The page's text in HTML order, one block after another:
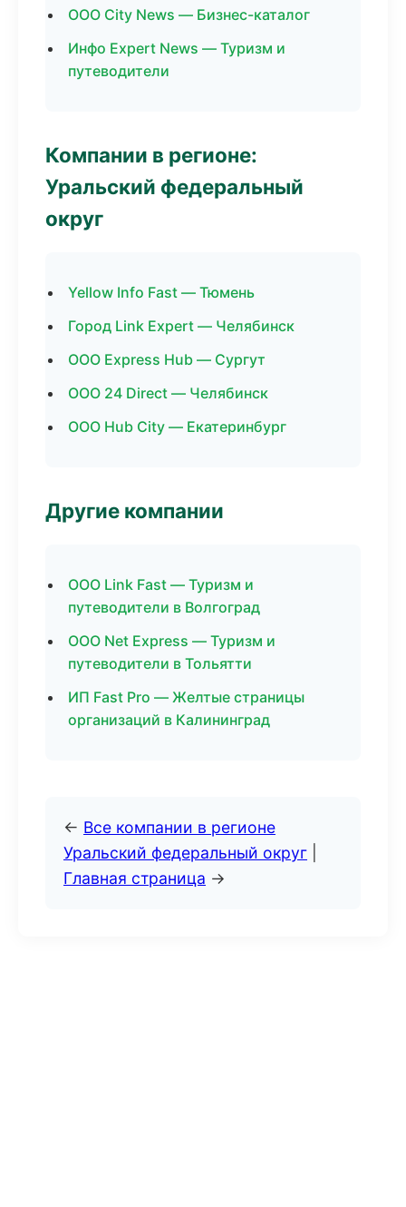
ООО City News — Бизнес-каталог
Инфо Expert News — Туризм и
путеводители
Компании в регионе:
Уральский федеральный
округ
Yellow Info Fast — Тюмень
Город Link Expert — Челябинск
ООО Express Hub — Сургут
ООО 24 Direct — Челябинск
ООО Hub City — Екатеринбург
Другие компании
ООО Link Fast — Туризм и
путеводители в Волгоград
ООО Net Express — Туризм и
путеводители в Тольятти
ИП Fast Pro — Желтые страницы
организаций в Калининград
← Все компании в регионе
Уральский федеральный округ
Главная страница →